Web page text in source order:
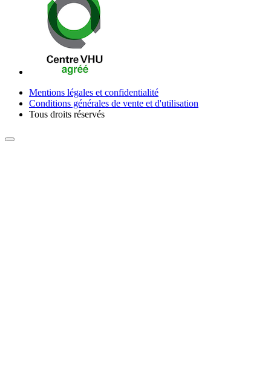
Mentions légales et confidentialité
Conditions générales de vente et d'utilisation
Tous droits réservés